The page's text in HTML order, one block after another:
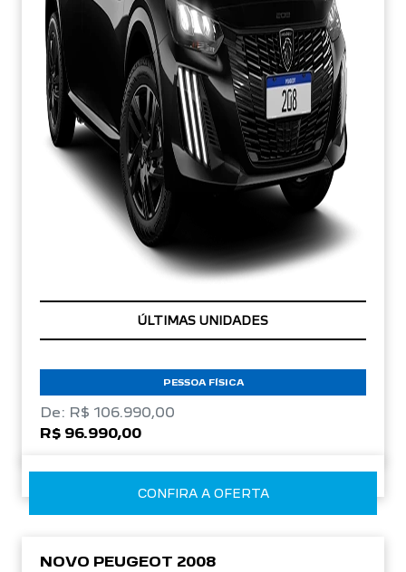
CONDIÇÃO IMPERDÍVEL
PESSOA FÍSICA
De: R$ 106.990,00
R$ 96.990,00
CONFIRA A OFERTA
NOVO PEUGEOT 2008